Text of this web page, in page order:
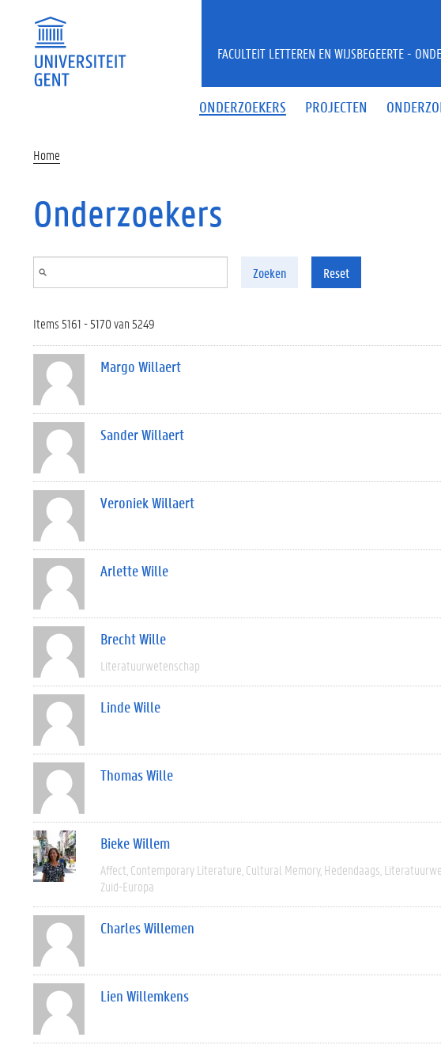
ONDERZOEKERS PROJECTEN
FACULTEIT LETTEREN EN WIJSBEGEERTE -
Home
Onderzoekers
Zoeken Reset
Items 5161 - 5170 van 5249
Margo Willaert
Sander Willaert
Veroniek Willaert
Arlette Wille
Brecht Wille
Literatuurwetenschap
Linde Wille
Thomas Wille
Bieke Willem
Affect Contemporary Literature Cultural Memory Hedendaags
Zuid-Europa
Charles Willemen
Lien Willemkens